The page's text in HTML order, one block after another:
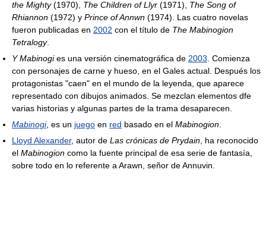
the Mighty(1970), The Children of Llyr (1971), The Song of
Rhiannon (1972) y Prince of Annwn (1974). Las cuatro novelas
fueron publicadas en 2002 con el título de The Mabinogion
Tetralogy.
Y Mabinogies una versión cinematográfica de 2003 . Comienza
con personajes de carne y hueso, en el Gales actual. Después los
protagonistas "caen" en el mundo de la leyenda, que aparece
representado con dibujos animados. Se mezclan elementos dfe
varias historias y algunas partes de la trama desaparecen.
Mabinogi, es un juego en red basado en el Mabinogion
Lloyd Alexander, autor de Las crónicas de Prydain , ha reconocido
el Mabinogion como la fuente principal de esa serie de fantasía,
sobre todo en lo referente a Arawn, señor de Annuvin.